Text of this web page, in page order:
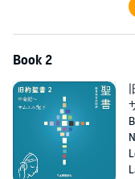
【レビ記】(27トラッ
「（神は）呼んだ」（
またユダヤ教のラビは
ビ記では、神がモーセ
イスラエルの民を聖な
儀式が詳細に説明され
【民数記】(36トラッ
Book 2